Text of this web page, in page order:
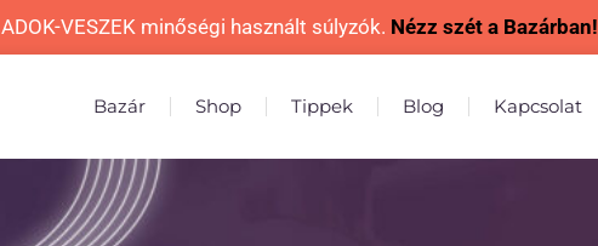
ADOK-VESZEK minőségi használt súlyzók. Nézz szét a Bazárban!
Bazár Shop Tippek Blog Kapcsolat